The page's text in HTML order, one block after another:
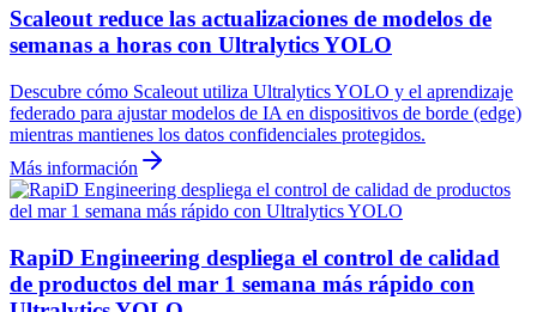
Scaleout reduce las actualizaciones de modelos de
semanas a horas con Ultralytics YOLO
Descubre cómo Scaleout utiliza Ultralytics YOLO y el aprendizaje
federado para ajustar modelos de IA en dispositivos de borde (edge)
mientras mantienes los datos confidenciales protegidos.
Más información
RapiD Engineering despliega el control de calidad
de productos del mar 1 semana más rápido con